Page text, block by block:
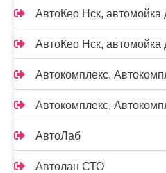
АвтоКео Нск, автомойка
АвтоКео Нск, автомойка
Автокомплекс,
Автокомплекс,
АвтоЛаб
Автолан СТО